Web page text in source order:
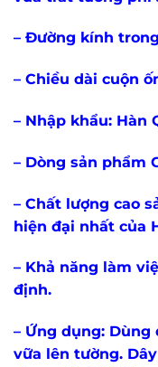
– Đường kính
– Chiều dài cuộn
– Nhập khẩu: Hàn
– Dòng sản phẩm
– Chất lượng cao
hiện đại nhất của
– Khả năng làm
định.
– Ứng dụng:
vữa lên tường.